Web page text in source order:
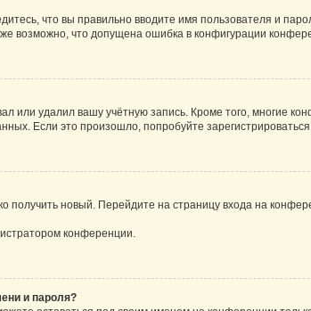
что вы правильно вводите имя пользователя и
возможно, что допущена ошибка в конфигурации
или удалил вашу учётную запись. Кроме того, многие
Если это произошло, попробуйте зарегистрироваться
получить новый. Перейдите на страницу входа на
конференции.
и пароля?